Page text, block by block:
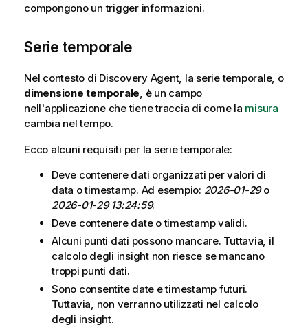
compongono un trigger informazioni.
Serie temporale
Nel contesto di Discovery Agent, la serie temporale, o
dimensione temporale , è un campo
nell'applicazione che tiene traccia di come la misura
cambia nel tempo.
Ecco alcuni requisiti per la serie temporale:
Deve contenere dati organizzati per valori di
data o timestamp. Ad esempio: 2026-01-29o
2026-01-29 13:24:59.
Deve contenere date o timestamp validi.
Alcuni punti dati possono mancare. Tuttavia, il
calcolo degli insight non riesce se mancano
troppi punti dati.
Sono consentite date e timestamp futuri.
Tuttavia, non verranno utilizzati nel calcolo
degli insight.